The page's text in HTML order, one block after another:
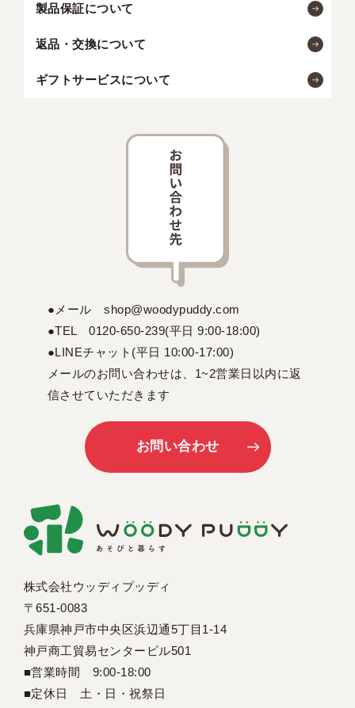
製品保証について
返品・交換について
ギフトサービスについて
株式会社ウッディプッディ
〒651-0083
兵庫県神戸市中央区浜辺通5丁目1-14
神戸商工貿易センタービル501
■営業時間 9:00-18:00
■定休日 土・日・祝祭日
●メール shop@woodypuddy.com
●TEL 0120-650-239(平日 9:00-18:00)
●LINEチャット(平日 10:00-17:00)
メールのお問い合わせは、1~2営業日以内に返
信させていただきます
お問い合わせ